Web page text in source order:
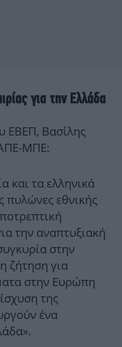
για την Ελλάδα
ΕΒΕΠ, Βασίλης
ΜΠΕ:
και τα ελληνικά
πυλώνες εθνικής
την αναπτυξιακή
στην
ζήτηση για
στην Ευρώπη
της
ένα